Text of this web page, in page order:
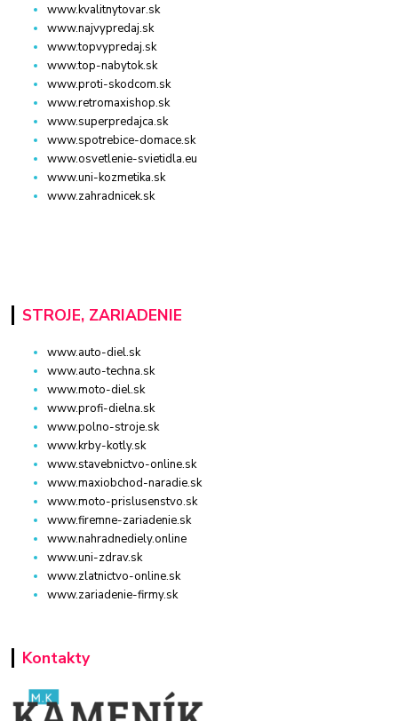
www.kvalitnytovar.sk
www.najvypredaj.sk
www.topvypredaj.sk
www.top-nabytok.sk
www.proti-skodcom.sk
www.retromaxishop.sk
www.superpredajca.sk
www.spotrebice-domace.sk
www.osvetlenie-svietidla.eu
www.uni-kozmetika.sk
www.zahradnicek.sk
STROJE, ZARIADENIE
www.auto-diel.sk
www.auto-techna.sk
www.moto-diel.sk
www.profi-dielna.sk
www.polno-stroje.sk
www.krby-kotly.sk
www.stavebnictvo-online.sk
www.maxiobchod-naradie.sk
www.moto-prislusenstvo.sk
www.firemne-zariadenie.sk
www.nahradnediely.online
www.uni-zdrav.sk
www.zlatnictvo-online.sk
www.zariadenie-firmy.sk
Kontakty